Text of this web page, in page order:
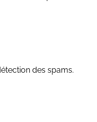
des spams.